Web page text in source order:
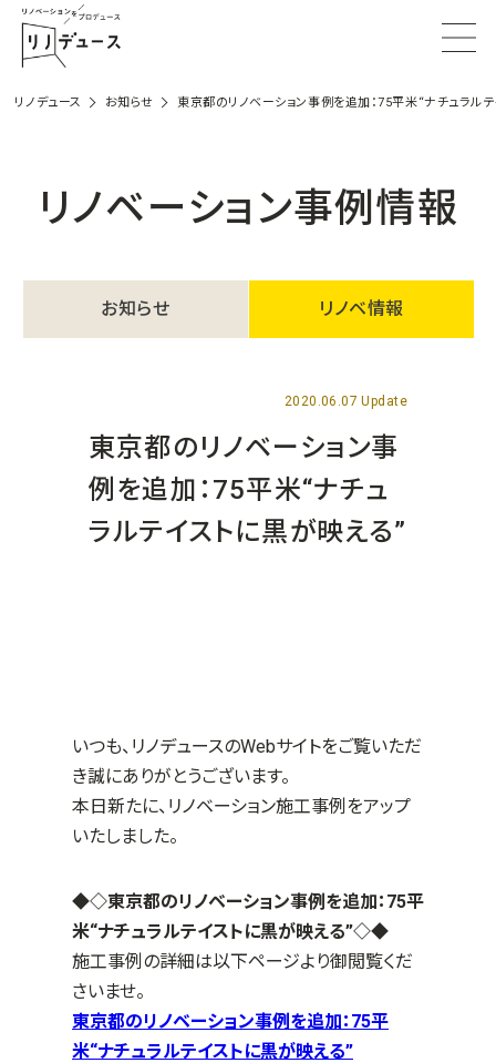
リノデュース お知らせ 東京都のリノベーション事例を追加：75平米“ナチュラル
リノベーション事例情報
お知らせ リノベ情報
2020.06.07 Update
東京都のリノベーション事
例を追加：75平米“ナチュ
ラルテイストに黒が映える”
いつも、リノデュースのWebサイトをご覧いただ
き誠にありがとうございます。
本日新たに、リノベーション施工事例をアップ
いたしました。
◆◇東京都のリノベーション事例を追加：75平
米“ナチュラルテイストに黒が映える”◇◆
施工事例の詳細は以下ページより御閲覧くだ
さいませ。
東京都のリノベーション事例を追加：75平
米“ナチュラルテイストに黒が映える”